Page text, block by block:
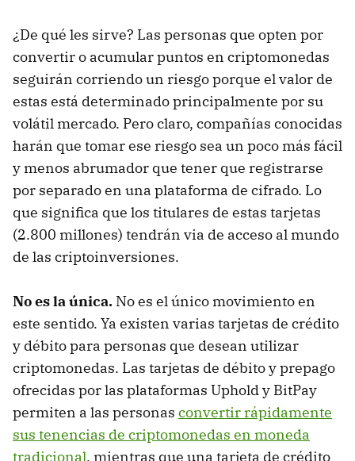
¿De qué les sirve? Las personas que opten por
convertir o acumular puntos en criptomonedas
seguirán corriendo un riesgo porque el valor de
estas está determinado principalmente por su
volátil mercado. Pero claro, compañías conocidas
harán que tomar ese riesgo sea un poco más fácil
y menos abrumador que tener que registrarse
por separado en una plataforma de cifrado. Lo
que significa que los titulares de estas tarjetas
(2.800 millones) tendrán via de acceso al mundo
de las criptoinversiones.
No es la única. No es el único movimiento en
este sentido. Ya existen varias tarjetas de crédito
y débito para personas que desean utilizar
criptomonedas. Las tarjetas de débito y prepago
ofrecidas por las plataformas Uphold y BitPay
permiten a las personas convertir rápidamente
sus tenencias de criptomonedas en moneda
tradicional, mientras que una tarjeta de crédito